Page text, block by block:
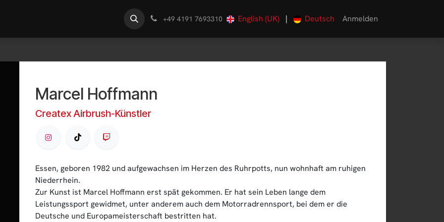
+49 4191 7693310 English (UK) | Deutsch Anmelden
Marcel Hoffmann
Createx Airbrush-Künstler
Essen, geboren 1982 und aufgewachsen im Herzen des Ruhrpotts, nun wohnhaft am ruhigen
Niederrhein.
Zur Kunst ist Marcel Hoffmann erst spät gekommen. Er hat sein Leben lange dem
Leistungssport gewidmet, unter anderem auch dem Motorradrennsport, bei dem er die
Deutsche und Europameisterschaft bestritten hat.